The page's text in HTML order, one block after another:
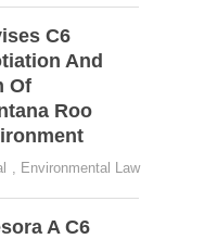
C6
And
Of
Roo
, Environmental Law
A C6